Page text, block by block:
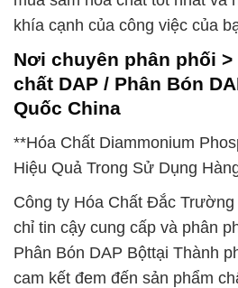
khía cạnh của công việc của
Nơi chuyên phân phối
chất DAP / Phân Bón
Quốc China
**Hóa Chất Diammonium
Hiệu Quả Trong Sử Dụng
Công ty Hóa Chất Đắc
chỉ tin cậy cung cấp và phân
Phân Bón DAP Bộttại Thành
cam kết đem đến sản phẩm